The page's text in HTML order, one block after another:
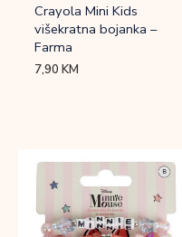
Crayola Mini Kids
višekratna bojanka –
Farma
7,90KM